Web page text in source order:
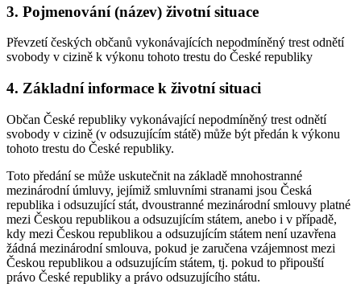
3. Pojmenování (název) životní situace
Převzetí českých občanů vykonávajících nepodmíněný trest odnětí
svobody v cizině k výkonu tohoto trestu do České republiky
4. Základní informace k životní situaci
Občan České republiky vykonávající nepodmíněný trest odnětí
svobody v cizině (v odsuzujícím státě) může být předán k výkonu
tohoto trestu do České republiky.
Toto předání se může uskutečnit na základě mnohostranné
mezinárodní úmluvy, jejímiž smluvními stranami jsou Česká
republika i odsuzující stát, dvoustranné mezinárodní smlouvy platné
mezi Českou republikou a odsuzujícím státem, anebo i v případě,
kdy mezi Českou republikou a odsuzujícím státem není uzavřena
žádná mezinárodní smlouva, pokud je zaručena vzájemnost mezi
Českou republikou a odsuzujícím státem, tj. pokud to připouští
právo České republiky a právo odsuzujícího státu.